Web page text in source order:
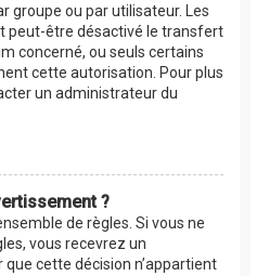
groupe ou par utilisateur. Les
peut-être désactivé le transfert
concerné, ou seuls certains
cette autorisation. Pour plus
un administrateur du
?
de règles. Si vous ne
vous recevrez un
cette décision n’appartient